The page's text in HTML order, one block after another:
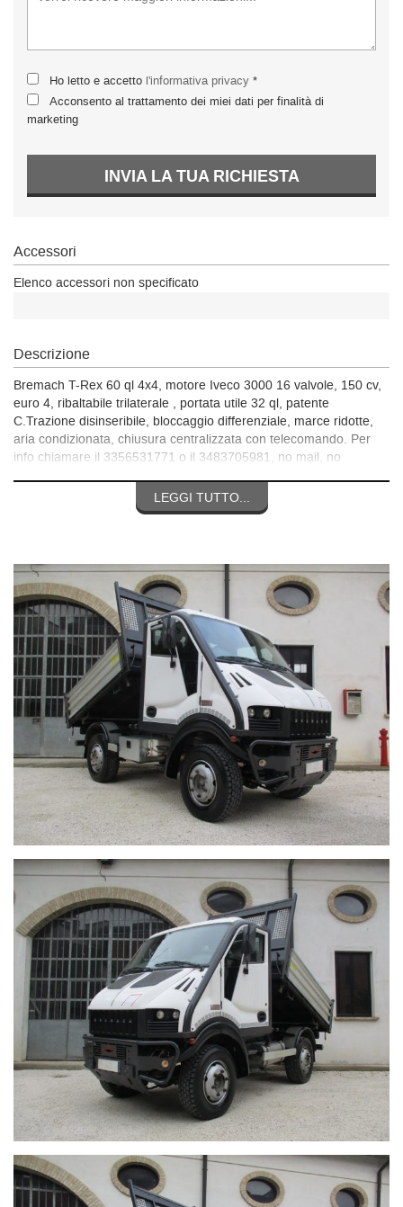
Ho letto e accetto l'informativa privacy *
Acconsento al trattamento dei miei dati per finalità di
marketing
INVIA LA TUA RICHIESTA
Accessori
Elenco accessori non specificato
Descrizione
Bremach T-Rex 60 ql 4x4, motore Iveco 3000 16 valvole, 150 cv,
euro 4, ribaltabile trilaterale , portata utile 32 ql, patente
C.Trazione disinseribile, bloccaggio differenziale, marce ridotte,
aria condizionata, chiusura centralizzata con telecomando. Per
info chiamare il 3356531771 o il 3483705981, no mail, no
LEGGI TUTTO...